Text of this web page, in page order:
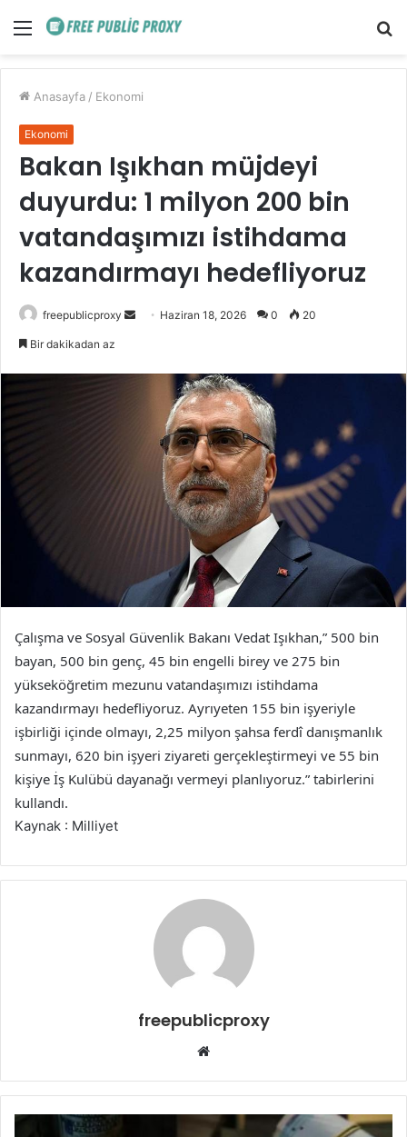
Menü
Anasayfa / Ekonomi
Ekonomi
Bakan Işıkhan müjdeyi
duyurdu: 1 milyon 200 bin
vatandaşımızı istihdama
kazandırmayı hedefliyoruz
freepublicproxy
Bir
göndermek
Haziran 18, 2026 0 20
Bir dakikadan az
Çalışma ve Sosyal Güvenlik Bakanı Vedat Işıkhan,” 500 bin
bayan, 500 bin genç, 45 bin engelli birey ve 275 bin
yükseköğretim mezunu vatandaşımızı istihdama
kazandırmayı hedefliyoruz. Ayrıyeten 155 bin işyeriyle
işbirliği içinde olmayı, 2,25 milyon şahsa ferdî danışmanlık
sunmayı, 620 bin işyeri ziyareti gerçekleştirmeyi ve 55 bin
kişiye İş Kulübü dayanağı vermeyi planlıyoruz.” tabirlerini
kullandı.
Kaynak : Milliyet
freepublicproxy
Web